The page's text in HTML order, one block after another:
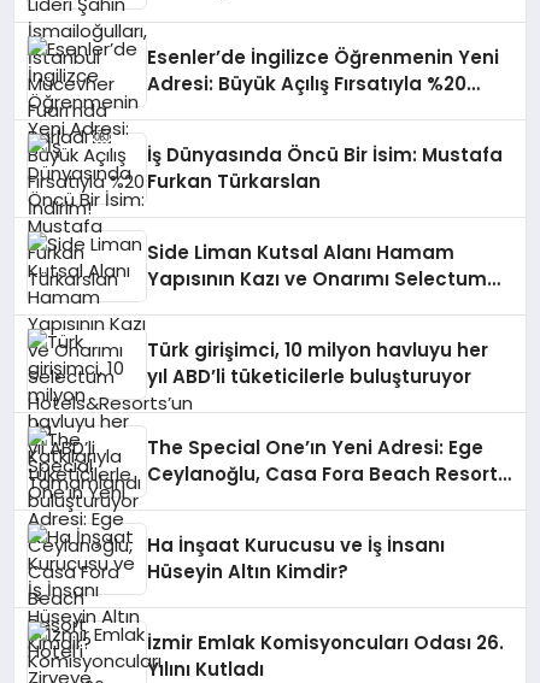
Esenler’de İngilizce Öğrenmenin Yeni
Adresi: Büyük Açılış Fırsatıyla %20
İş Dünyasında Öncü Bir İsim: Mustafa
Furkan Türkarslan
Side Liman Kutsal Alanı Hamam
Yapısının Kazı ve Onarımı Selectum
Türk girişimci, 10 milyon havluyu her
yıl ABD’li tüketicilerle buluşturuyor
The Special One’ın Yeni Adresi: Ege
Ceylanoğlu, Casa Fora Beach Resort
Ha İnşaat Kurucusu ve İş İnsanı
Hüseyin Altın Kimdir?
İzmir Emlak Komisyoncuları Odası 26.
Yılını Kutladı